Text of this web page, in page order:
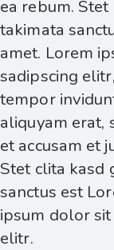
ea rebum.
takimata
amet. Lorem
sadipscing
tempor
aliquyam erat,
et accusam et
Stet clita kasd
sanctus est
ipsum dolor
elitr.